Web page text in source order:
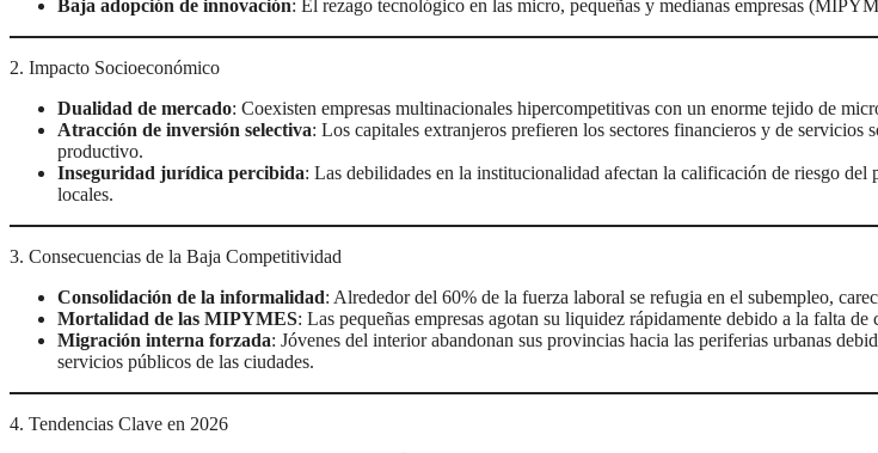
Baja adopción de innovación: El rezago tecnológico en las micro, pequeñas y medianas empresas
2. Impacto Socioeconómico
Dualidad de mercado: Coexisten empresas multinacionales hipercompetitivas con un enorme tejido de
Atracción de inversión selectiva: Los capitales extranjeros prefieren los sectores financieros y de servicios
productivo.
Inseguridad jurídica percibida: Las debilidades en la institucionalidad afectan la calificación de riesgo
locales.
3. Consecuencias de la Baja Competitividad
Consolidación de la informalidad: Alrededor del 60% de la fuerza laboral se refugia en el subempleo,
Mortalidad de las MIPYMES: Las pequeñas empresas agotan su liquidez rápidamente debido a la falta
Migración interna forzada: Jóvenes del interior abandonan sus provincias hacia las periferias urbanas
servicios públicos de las ciudades.
4. Tendencias Clave en 2026